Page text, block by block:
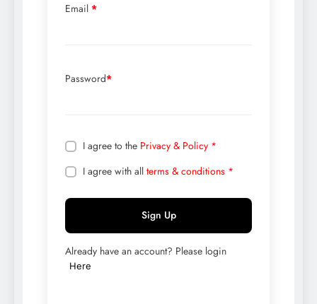
Email *
Password*
I agree to the Privacy & Policy *
I agree with all terms & conditions *
Sign Up
Already have an account? Please login
Here